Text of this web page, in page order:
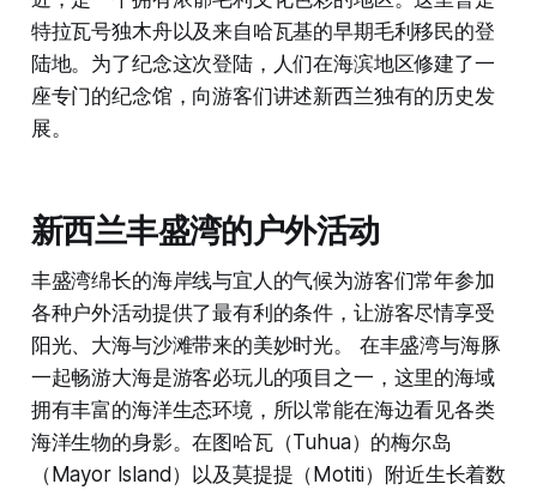
特拉瓦号独木舟以及来自哈瓦基的早期毛利移民的登
陆地。为了纪念这次登陆，人们在海滨地区修建了一
座专门的纪念馆，向游客们讲述新西兰独有的历史发
展。
新西兰丰盛湾的户外活动
丰盛湾绵长的海岸线与宜人的气候为游客们常年参加
各种户外活动提供了最有利的条件，让游客尽情享受
阳光、大海与沙滩带来的美妙时光。 在丰盛湾与海豚
一起畅游大海是游客必玩儿的项目之一，这里的海域
拥有丰富的海洋生态环境，所以常能在海边看见各类
海洋生物的身影。在图哈瓦（Tuhua）的梅尔岛
（Mayor Island）以及莫提提（Motiti）附近生长着数